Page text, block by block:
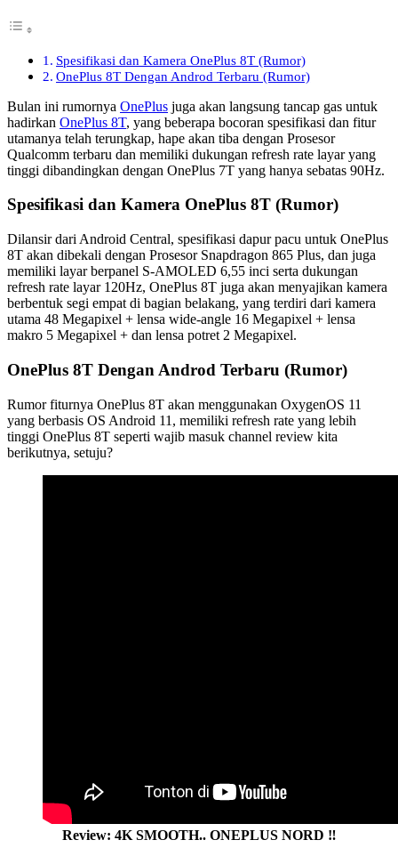
Spesifikasi dan Kamera OnePlus 8T (Rumor)
OnePlus 8T Dengan Androd Terbaru (Rumor)
Bulan ini rumornya OnePlus juga akan langsung tancap gas untuk
hadirkan OnePlus 8T, yang beberapa bocoran spesifikasi dan fitur
utamanya telah terungkap, hape akan tiba dengan Prosesor
Qualcomm terbaru dan memiliki dukungan refresh rate layar yang
tinggi dibandingkan dengan OnePlus 7T yang hanya sebatas 90Hz.
Spesifikasi dan Kamera OnePlus 8T (Rumor)
Dilansir dari Android Central, spesifikasi dapur pacu untuk OnePlus
8T akan dibekali dengan Prosesor Snapdragon 865 Plus, dan juga
memiliki layar berpanel S-AMOLED 6,55 inci serta dukungan
refresh rate layar 120Hz, OnePlus 8T juga akan menyajikan kamera
berbentuk segi empat di bagian belakang, yang terdiri dari kamera
utama 48 Megapixel + lensa wide-angle 16 Megapixel + lensa
makro 5 Megapixel + dan lensa potret 2 Megapixel.
OnePlus 8T Dengan Androd Terbaru (Rumor)
Rumor fiturnya OnePlus 8T akan menggunakan OxygenOS 11
yang berbasis OS Android 11, memiliki refresh rate yang lebih
tinggi OnePlus 8T seperti wajib masuk channel review kita
berikutnya, setuju?
Review: 4K SMOOTH.. ONEPLUS NORD ‼️